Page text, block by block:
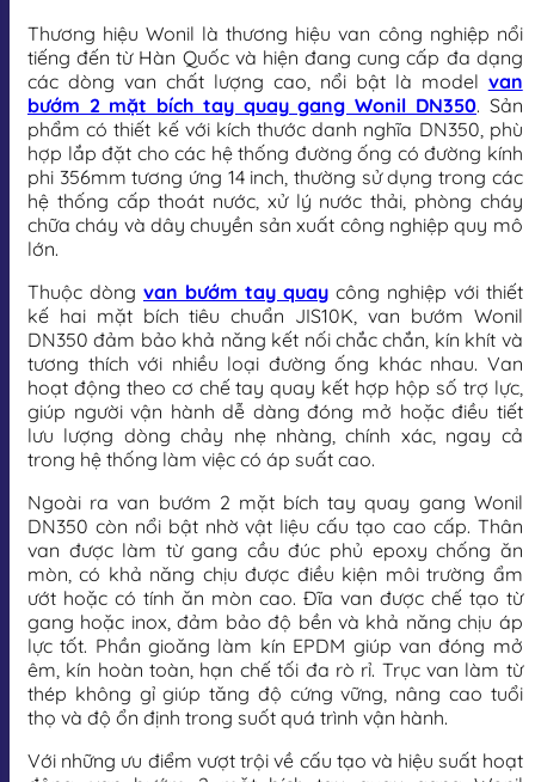
Thương hiệu Wonil là thương hiệu van công nghiệp nổi
tiếng đến từ Hàn Quốc và hiện đang cung cấp đa dạng
các dòng van chất lượng cao, nổi bật là model van
bướm 2 mặt bích tay quay gang Wonil DN350. Sản
phẩm có thiết kế với kích thước danh nghĩa DN350, phù
hợp lắp đặt cho các hệ thống đường ống có đường kính
phi 356mm tương ứng 14 inch, thường sử dụng trong các
hệ thống cấp thoát nước, xử lý nước thải, phòng cháy
chữa cháy và dây chuyền sản xuất công nghiệp quy mô
lớn.
Thuộc dòng van bướm tay quaycông nghiệp với thiết
kế hai mặt bích tiêu chuẩn JIS10K, van bướm Wonil
DN350 đảm bảo khả năng kết nối chắc chắn, kín khít và
tương thích với nhiều loại đường ống khác nhau. Van
hoạt động theo cơ chế tay quay kết hợp hộp số trợ lực,
giúp người vận hành dễ dàng đóng mở hoặc điều tiết
lưu lượng dòng chảy nhẹ nhàng, chính xác, ngay cả
trong hệ thống làm việc có áp suất cao.
Ngoài ra van bướm 2 mặt bích tay quay gang Wonil
DN350 còn nổi bật nhờ vật liệu cấu tạo cao cấp. Thân
van được làm từ gang cầu đúc phủ epoxy chống ăn
mòn, có khả năng chịu được điều kiện môi trường ẩm
ướt hoặc có tính ăn mòn cao. Đĩa van được chế tạo từ
gang hoặc inox, đảm bảo độ bền và khả năng chịu áp
lực tốt. Phần gioăng làm kín EPDM giúp van đóng mở
êm, kín hoàn toàn, hạn chế tối đa rò rỉ. Trục van làm từ
thép không gỉ giúp tăng độ cứng vững, nâng cao tuổi
thọ và độ ổn định trong suốt quá trình vận hành.
Với những ưu điểm vượt trội về cấu tạo và hiệu suất hoạt